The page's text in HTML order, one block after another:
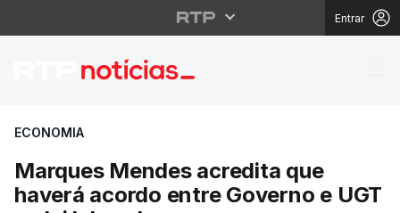
Entrar
Marques Mendes
ECONOMIA
Marques Mendes acredita que
haverá acordo entre Governo e UGT